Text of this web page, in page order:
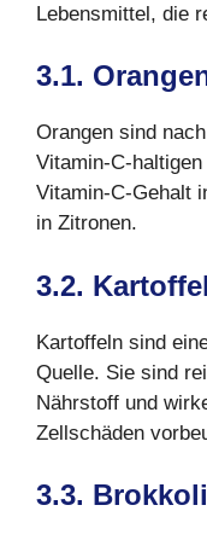
Lebensmittel, die
3.1.
Orangen sind
Vitamin-C-
Vitamin-C-Gehalt
in Zitronen.
3.2.
Kartoffeln sind
Quelle. Sie sind
Nährstoff und
Zellschäden
3.3. Brokkoli